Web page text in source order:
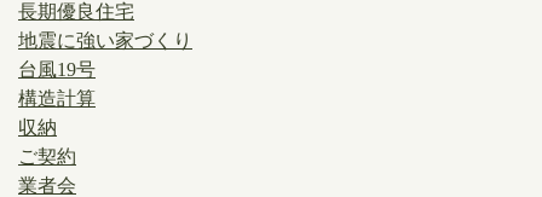
長期優良住宅
地震に強い家づくり
台風19号
構造計算
収納
ご契約
業者会